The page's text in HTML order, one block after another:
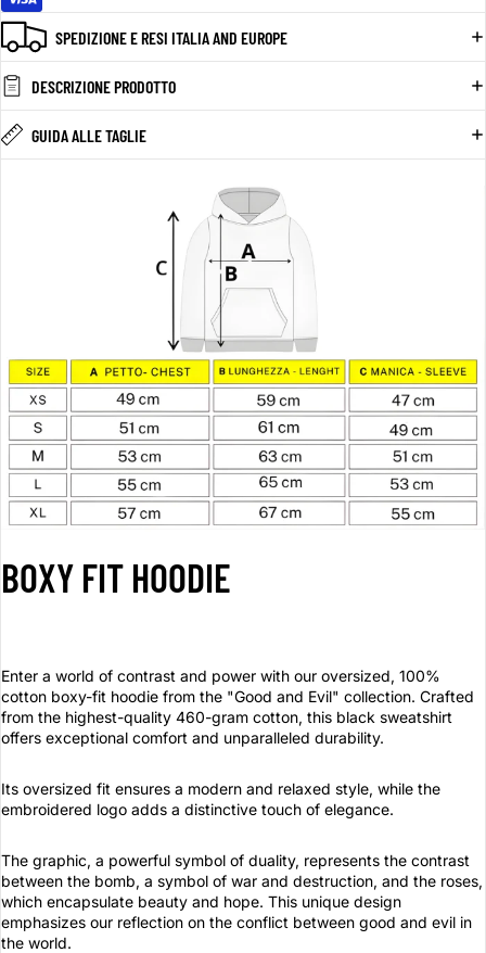
SPEDIZIONE E RESI ITALIA AND EUROPE
DESCRIZIONE PRODOTTO
GUIDA ALLE TAGLIE
BOXY FIT HOODIE
Enter a world of contrast and power with our oversized, 100%
cotton boxy-fit hoodie from the "Good and Evil" collection. Crafted
from the highest-quality 460-gram cotton, this black sweatshirt
offers exceptional comfort and unparalleled durability.
Its oversized fit ensures a modern and relaxed style, while the
embroidered logo adds a distinctive touch of elegance.
The graphic, a powerful symbol of duality, represents the contrast
between the bomb, a symbol of war and destruction, and the roses,
which encapsulate beauty and hope. This unique design
emphasizes our reflection on the conflict between good and evil in
the world.